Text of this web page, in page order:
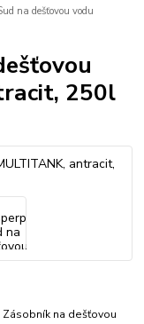
na dešťovou vodu
250l
Zásobník na dešťovou